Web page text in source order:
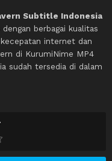
Subtitle Indonesia
berbagai kualitas
internet dan
di KurumiNime MP4
sudah tersedia di dalam